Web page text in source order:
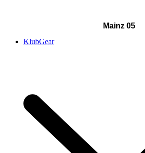
Mainz 05
KlubGear